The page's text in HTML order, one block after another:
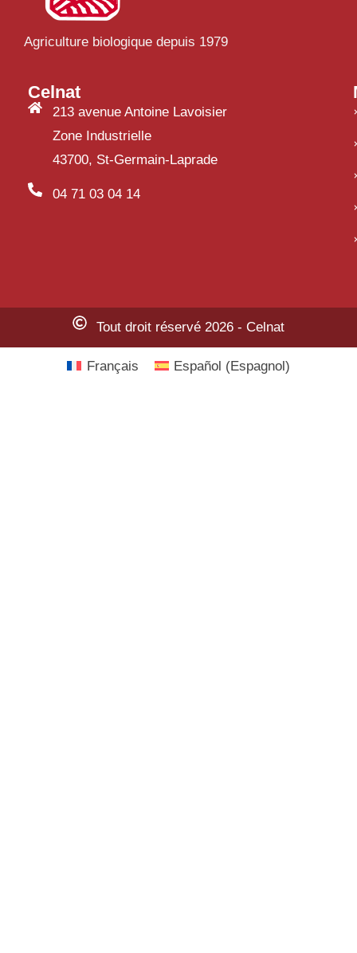
Agriculture biologique depuis 1979
Celnat
213 avenue Antoine Lavoisier
Zone Industrielle
43700, St-Germain-Laprade
04 71 03 04 14
Tout droit réservé 2026 - Celnat
Français Español (Espagnol)